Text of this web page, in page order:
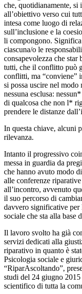
che, quotidianamente,
all’obiettivo verso cui
intesa come luogo di
sull’inclusione e la
li compongono.
ciascuna/o le
consapevolezza che star
tutti, che il conflitto può
conflitti, ma “conviene”
si possa uscire nel
nessuna esclusa:
di qualcosa che non l*
prendere le distanze
In questa chiave, alcuni
rilevanza.
Intanto il progressivo
messa in guardia da
che hanno avuto modo
alle conferenze
all’incontro, avvenuto
il suo percorso di
davvero significative per
sociale che sta alla base
Il lavoro svolto ha già
servizi dedicati alla
riparativo in quanto è
Psicologia sociale e
“RiparAscoltando”,
studi del 24 giugno
scientifico di tutta la